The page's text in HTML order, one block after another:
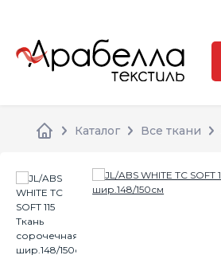
Каталог Все ткани